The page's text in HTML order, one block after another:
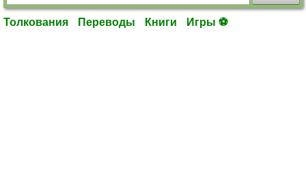
Толкования Переводы Книги Игры ⚽